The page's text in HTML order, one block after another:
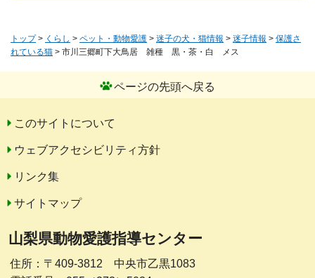
トップ> くらし > ペット・動物愛護 > 迷子の犬・猫情報 > 迷子情報 > 保護さ
れている猫 > 市川三郷町下大鳥居 雑種 黒・茶・白 メス
ページの先頭へ戻る
このサイトについて
ウェブアクセシビリティ方針
リンク集
サイトマップ
山梨県動物愛護指導センター
住所：〒409-3812 中央市乙黒1083